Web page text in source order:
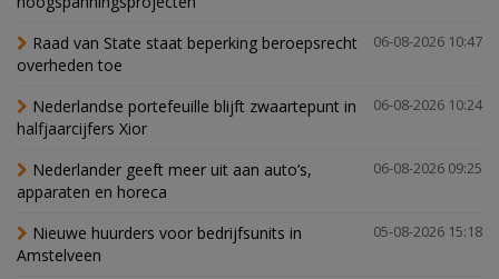
06-08-2026 10:47
Raad van State staat beperking beroepsrecht
overheden toe
06-08-2026 10:24
Nederlandse portefeuille blijft zwaartepunt in
halfjaarcijfers Xior
06-08-2026 09:25
Nederlander geeft meer uit aan auto’s,
apparaten en horeca
05-08-2026 15:18
Nieuwe huurders voor bedrijfsunits in
Amstelveen